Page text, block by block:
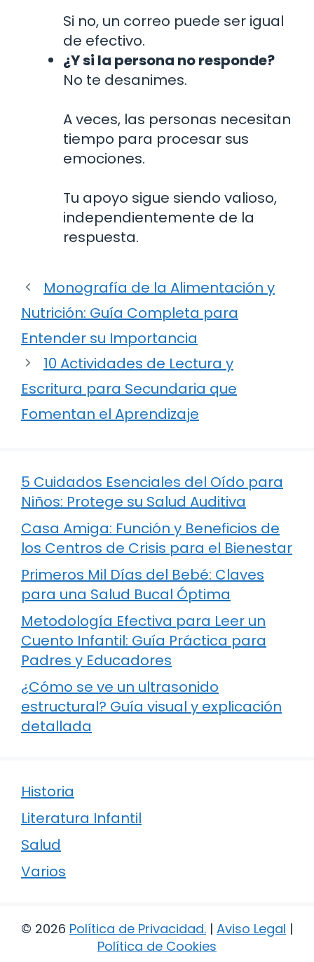
Si no, un correo puede ser igual
de efectivo.
¿Y si la persona no responde?
No te desanimes.
A veces, las personas necesitan
tiempo para procesar sus
emociones.
Tu apoyo sigue siendo valioso,
independientemente de la
respuesta.
Monografía de la Alimentación y
Nutrición: Guía Completa para
Entender su Importancia
10 Actividades de Lectura y
Escritura para Secundaria que
Fomentan el Aprendizaje
5 Cuidados Esenciales del Oído para
Niños: Protege su Salud Auditiva
Casa Amiga: Función y Beneficios de
los Centros de Crisis para el Bienestar
Primeros Mil Días del Bebé: Claves
para una Salud Bucal Óptima
Metodología Efectiva para Leer un
Cuento Infantil: Guía Práctica para
Padres y Educadores
¿Cómo se ve un ultrasonido
estructural? Guía visual y explicación
detallada
Historia
Literatura Infantil
Salud
Varios
© 2026 Política de Privacidad. | Aviso Legal |
Política de Cookies